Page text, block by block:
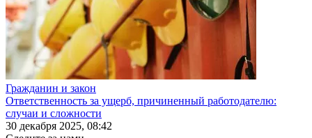
Гражданин и закон
Ответственность за ущерб, причиненный работодателю:
случаи и сложности
30 декабря 2025, 08:42